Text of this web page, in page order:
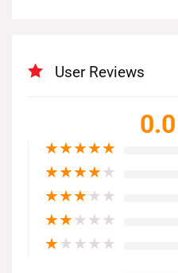
User Reviews
0.0
★★★★★
★★★★★
★★★★★
★★★★★
★★★★★